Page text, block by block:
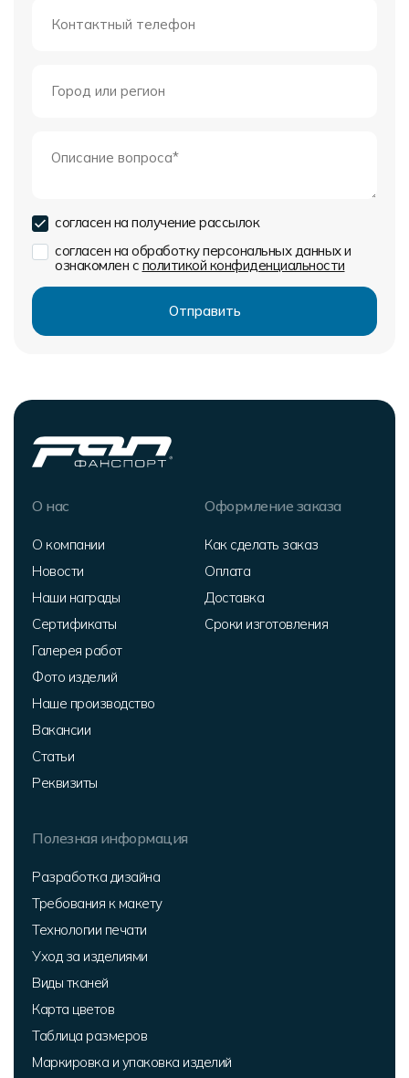
согласен на получение рассылок
согласен на обработку персональных данных и
ознакомлен с политикой конфиденциальности
О нас
О компании
Новости
Наши награды
Сертификаты
Галерея работ
Фото изделий
Наше производство
Вакансии
Статьи
Реквизиты
Оформление заказа
Как сделать заказ
Оплата
Доставка
Сроки изготовления
Полезная информация
Разработка дизайна
Требования к макету
Технологии печати
Уход за изделиями
Виды тканей
Карта цветов
Таблица размеров
Маркировка и упаковка изделий